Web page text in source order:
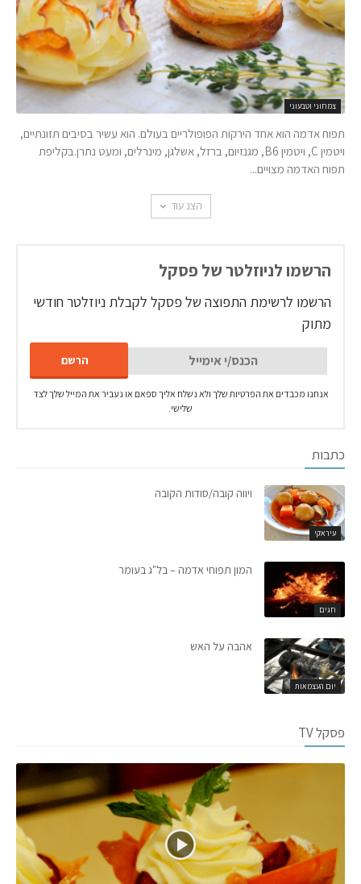
צמחוני וטבעוני
תפוח אדמה הוא אחד הירקות הפופולריים בעולם. הוא עשיר בסיבים תזונתיים,
ויטמין C, ויטמין B6, מגנזיום, ברזל, אשלגן, מינרלים, ומעט נתרן.בקליפת
תפוח האדמה מצויים...
הצג עוד
הרשמו לניוזלטר של פסקל
הרשמו לרשימת התפוצה של פסקל לקבלת ניוזלטר חודשי
מתוק
אנחנו מכבדים את הפרטיות שלך ולא נשלח אליך ספאם או נעביר את המייל שלך לצד
שלישי.
כתבות
עיראקי
ויווה קובה/סודות הקובה
חגים
המון תפוחי אדמה – בל"ג בעומר
יום העצמאות
אהבה על האש
פסקל TV